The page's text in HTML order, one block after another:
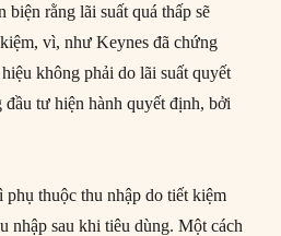
biện rằng lãi suất quá thấp sẽ
vì, như Keynes đã chứng
không phải do lãi suất quyết
tư hiện hành quyết định, bởi
phụ thuộc thu nhập do tiết kiệm
nhập sau khi tiêu dùng. Một cách